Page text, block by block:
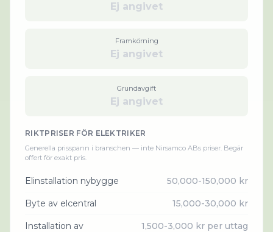
Ej angivet
Framkörning
Ej angivet
Grundavgift
Ej angivet
RIKTPRISER FÖR ELEKTRIKER
Generella prisspann i branschen — inte Nirsamco ABs priser. Begär
offert för exakt pris.
Elinstallation nybygge 50,000-150,000 kr
Byte av elcentral 15,000-30,000 kr
Installation av
1,500-3,000 kr per uttag